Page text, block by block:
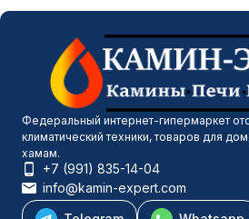
Федеральный интернет-гипермаркет
климатический техники, товаров для
хамам.
+7 (991) 835-14-04
info@kamin-expert.com